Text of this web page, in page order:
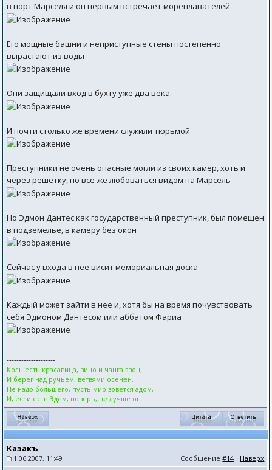
в порт Марселя и он первым встречает мореплавателей.
Его мощные башни и неприступные стены постепенно
вырастают из воды
Они защищали вход в бухту уже два века.
И почти столько же времени служили тюрьмой
Преступники не очень опасные могли из своих камер, хоть и
через решетку, но все-же любоваться видом на Марсель
Но Эдмон Дантес как государственный преступник, был помещен
в подземелье, в камеру без окон
Сейчас у входа в нее висит мемориальная доска
Каждый может зайти в нее и, хотя бы на время почувствовать
себя Эдмоном Дантесом или аббатом Фариа
--------------------
Коль есть красавица, вино и чанга звон,
И берег над ручьем, ветвями осенен,
Не надо большего, пусть мир зовется адом,
И, если есть Эдем, поверь, не лучше он.
Казакъ
1.06.2007, 11:49 Сообщение#14| Наверх